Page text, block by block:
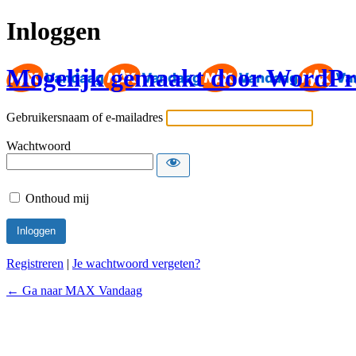
Inloggen
Mogelijk gemaakt door
Gebruikersnaam of e-mailadres
Wachtwoord
Onthoud mij
Registreren | Je wachtwoord vergeten?
← Ga naar MAX Vandaag